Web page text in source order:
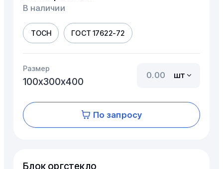
В наличии
ТОСН ГОСТ 17622-72
Размер
100х300х400
шт
По запросу
Блок оргстекло